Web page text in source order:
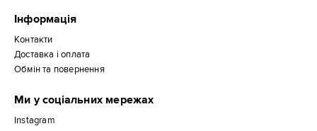
Інформація
Контакти
Доставка і оплата
Обмін та повернення
Ми у соціальних мережах
Instagram